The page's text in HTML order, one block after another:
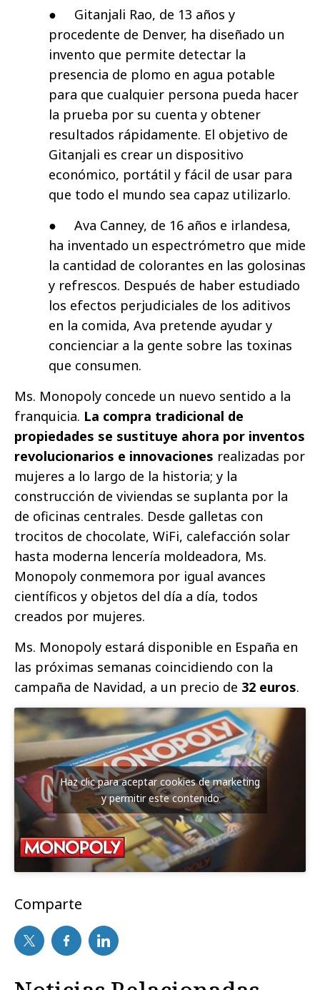
● Gitanjali Rao, de 13 años y
procedente de Denver, ha diseñado un
invento que permite detectar la
presencia de plomo en agua potable
para que cualquier persona pueda hacer
la prueba por su cuenta y obtener
resultados rápidamente. El objetivo de
Gitanjali es crear un dispositivo
económico, portátil y fácil de usar para
que todo el mundo sea capaz utilizarlo.
● Ava Canney, de 16 años e irlandesa,
ha inventado un espectrómetro que mide
la cantidad de colorantes en las golosinas
y refrescos. Después de haber estudiado
los efectos perjudiciales de los aditivos
en la comida, Ava pretende ayudar y
concienciar a la gente sobre las toxinas
que consumen.
Ms. Monopoly concede un nuevo sentido a la
franquicia. La compra tradicional de
propiedades se sustituye ahora por inventos
revolucionarios e innovaciones realizadas por
mujeres a lo largo de la historia; y la
construcción de viviendas se suplanta por la
de oficinas centrales. Desde galletas con
trocitos de chocolate, WiFi, calefacción solar
hasta moderna lencería moldeadora, Ms.
Monopoly conmemora por igual avances
científicos y objetos del día a día, todos
creados por mujeres.
Ms. Monopoly estará disponible en España en
las próximas semanas coincidiendo con la
campaña de Navidad, a un precio de 32 euros.
Haz clic para aceptar cookies de marketing
y permitir este contenido
Comparte